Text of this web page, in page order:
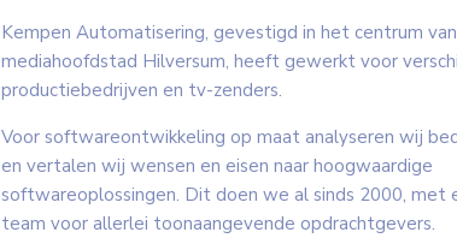
Kempen Automatisering, gevestigd in het centrum
mediahoofdstad Hilversum, heeft gewerkt voor
productiebedrijven en tv-zenders.
Voor softwareontwikkeling op maat analyseren wij
en vertalen wij wensen en eisen naar hoogwaardige
softwareoplossingen. Dit doen we al sinds 2000, met
team voor allerlei toonaangevende opdrachtgevers.